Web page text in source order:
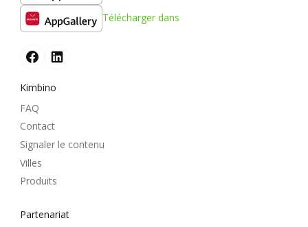
Télécharger dans
Kimbino
FAQ
Contact
Signaler le contenu
Villes
Produits
Partenariat